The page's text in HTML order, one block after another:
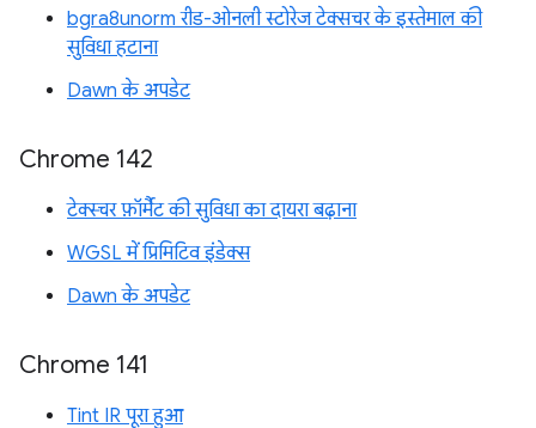
bgra8unorm रीड-ओनली स्टोरेज टेक्सचर के इस्तेमाल की
सुविधा हटाना
Dawn के अपडेट
Chrome 142
टेक्स्चर फ़ॉर्मैट की सुविधा का दायरा बढ़ाना
WGSL में प्रिमिटिव इंडेक्स
Dawn के अपडेट
Chrome 141
Tint IR पूरा हुआ